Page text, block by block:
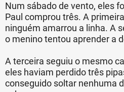
Num sábado de vento, eles
Paul comprou três. A
ninguém amarrou a linha. A
o menino tentou aprender a
A terceira seguiu o mesmo
eles haviam perdido três
conseguido soltar nenhuma